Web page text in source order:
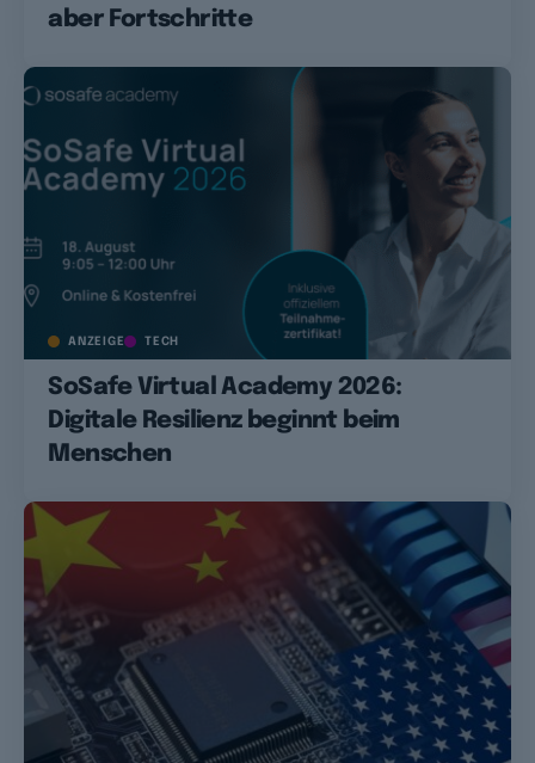
aber Fortschritte
ANZEIGE TECH
SoSafe Virtual Academy 2026:
Digitale Resilienz beginnt beim
Menschen